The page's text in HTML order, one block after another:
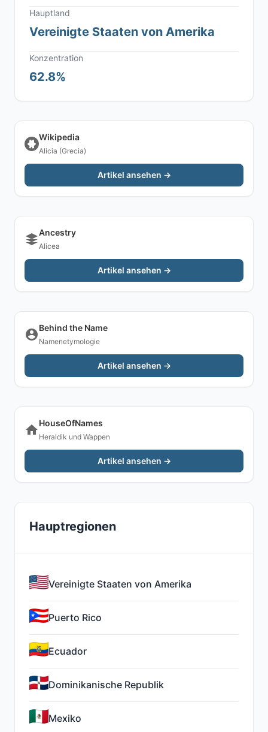
Hauptland
Vereinigte Staaten von Amerika
Konzentration
62.8%
Wikipedia
Alicia (Grecia)
Artikel ansehen →
Ancestry
Alicea
Artikel ansehen →
Behind the Name
Namenetymologie
Artikel ansehen →
HouseOfNames
Heraldik und Wappen
Artikel ansehen →
Hauptregionen
Vereinigte Staaten von Amerika
Puerto Rico
Ecuador
Dominikanische Republik
Mexiko